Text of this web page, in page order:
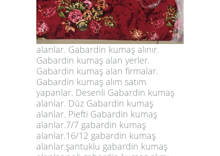
alanlar. Gabardin kumaş alınır.
Gabardin kumaş alan yerler.
Gabardin kumaş alan firmalar.
Gabardin kumaş alım satım
yapanlar. Desenli Gabardin kumaş
alanlar. Düz Gabardin kumaş
alanlar. Piefti Gabardin kumaş
alanlar.7/7 gabardin kumaş
alanlar.16/12 gabardin kumaş
alanlar.şantuklu gabardin kumaş